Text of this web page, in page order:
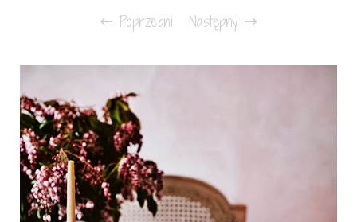
Poprzedni Następny